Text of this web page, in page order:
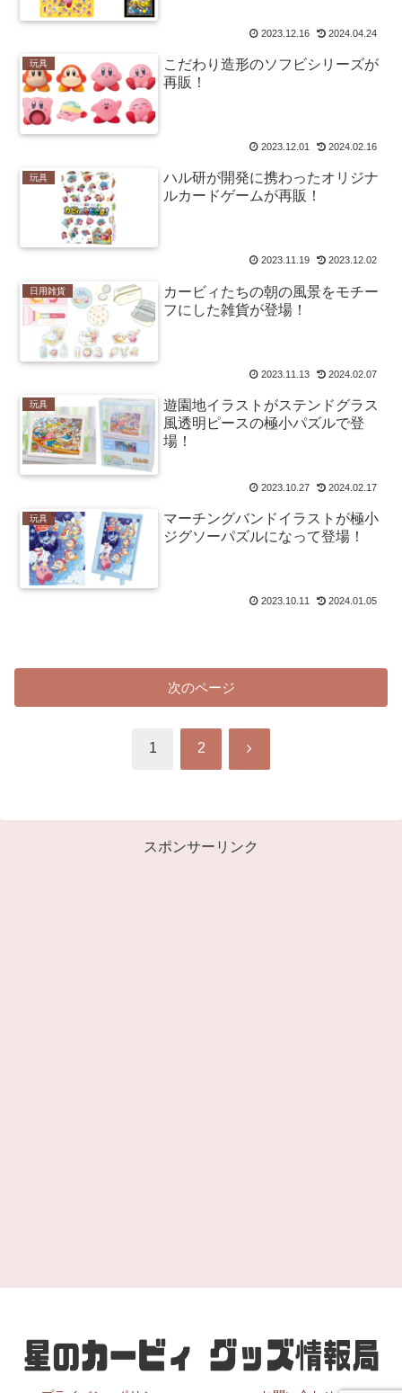
2023.12.16 2024.04.24
玩具
こだわり造形のソフビシリーズが
再販！
2023.12.01 2024.02.16
玩具
ハル研が開発に携わったオリジナ
ルカードゲームが再販！
2023.11.19 2023.12.02
日用雑貨
カービィたちの朝の風景をモチー
フにした雑貨が登場！
2023.11.13 2024.02.07
玩具
遊園地イラストがステンドグラス
風透明ピースの極小パズルで登
場！
2023.10.27 2024.02.17
玩具
マーチングバンドイラストが極小
ジグソーパズルになって登場！
2023.10.11 2024.01.05
次のページ
1 2 次
スポンサーリンク